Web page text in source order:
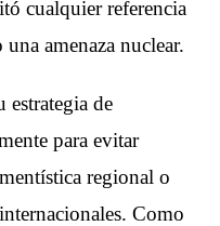
cualquier referencia
amenaza nuclear.
estrategia de
para evitar
regional o
Como